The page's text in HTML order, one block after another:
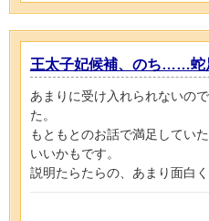
王太子妃候補、のち……蛇
あまりに受け入れられないの
た。
もともとのお話で満足してい
いいかもです。
説明たらたらの、あまり面白